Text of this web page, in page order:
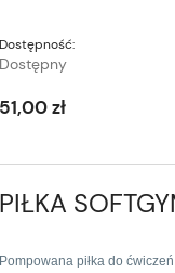
Dostępność:
Dostępny
51,00 zł
PIŁKA
Pompowana piłka do